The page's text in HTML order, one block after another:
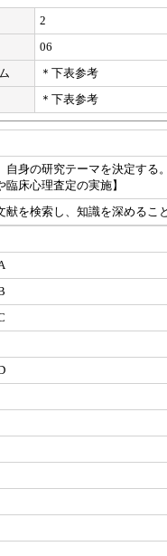
2
06
＊下表参考
＊下表参考
身の研究テーマを決定する
床心理査定の実施】
を検索し、知識を深めるこ